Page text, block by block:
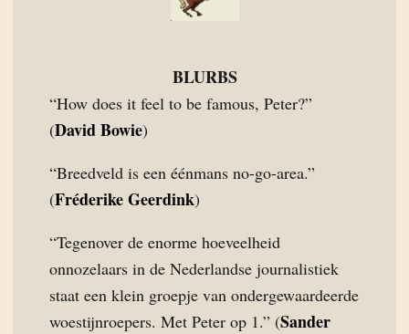
BLURBS
“How does it feel to be famous, Peter?”
(David Bowie)
“Breedveld is een éénmans no-go-area.”
(Fréderike Geerdink)
“Tegenover de enorme hoeveelheid
onnozelaars in de Nederlandse journalistiek
staat een klein groepje van ondergewaardeerde
woestijnroepers. Met Peter op 1.” (Sander